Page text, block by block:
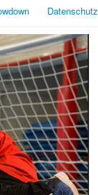
Datenschutz